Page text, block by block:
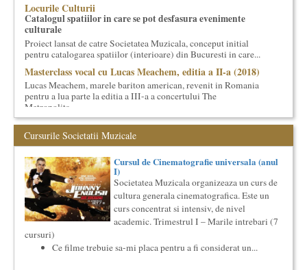
Locurile Culturii
Catalogul spatiilor in care se pot desfasura evenimente
culturale
Proiect lansat de catre Societatea Muzicala, conceput initial
pentru catalogarea spatiilor (interioare) din Bucuresti in care...
Masterclass vocal cu Lucas Meachem, editia a II-a (2018)
Lucas Meachem, marele bariton american, revenit in Romania
pentru a lua parte la editia a III-a a concertului The
Metropolita...
Cursul de Sociologie
Societatea Muzicala organizeaza un curs de Sociologie, in
parteneriat cu Facultatea de Sociologie si Asistenta Sociala a
Univ...
Precizari legate de formatul de predare a cursurilor de
Cultura universala
Am primit multe intrebari legate de felul in care se desfasoara
aceste cursuri de Cultura Universala - multi si le imagineaza...
Masterclass vocal cu Lucas Meachem
Lucas Meachem, marele bariton american, care va sustine
concertul de la Atheneul Roman al Societatii Muzicale din 23
Cursurile Societatii Muzicale
Cursul de Cinematografie universala (anul
I)
Societatea Muzicala organizeaza un curs de
cultura generala cinematografica. Este un
curs concentrat si intensiv, de nivel
academic. Trimestrul I – Marile intrebari (7
cursuri)
Ce filme trebuie sa-mi placa pentru a fi considerat un...